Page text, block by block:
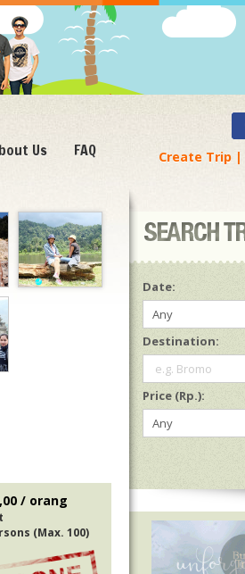
Us FAQ Create Trip
/ orang
(Max. 100)
Date:
Any
Destination:
e.g. Bromo
Price (Rp.):
Any